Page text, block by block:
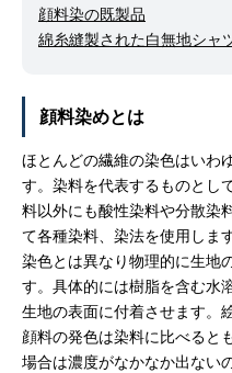
顔料染の既製品
綿糸縫製された白無地シャ
顔料染めとは
ほとんどの繊維の染色はいわ
す。染料を代表するものとし
料以外にも酸性染料や分散染
て各種染料、染法を使用しま
染色とは異なり物理的に生地
す。具体的には樹脂を含む水
生地の表面に付着させます。
顔料の発色は染料に比べると
場合は濃度がなかなか出ない